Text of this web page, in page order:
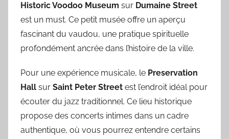
Historic Voodoo Museum sur Dumaine Street
est un must. Ce petit musée offre un aperçu
fascinant du vaudou, une pratique spirituelle
profondément ancrée dans l’histoire de la ville.
Pour une expérience musicale, le Preservation
Hall sur Saint Peter Street est l’endroit idéal pour
écouter du jazz traditionnel. Ce lieu historique
propose des concerts intimes dans un cadre
authentique, où vous pourrez entendre certains